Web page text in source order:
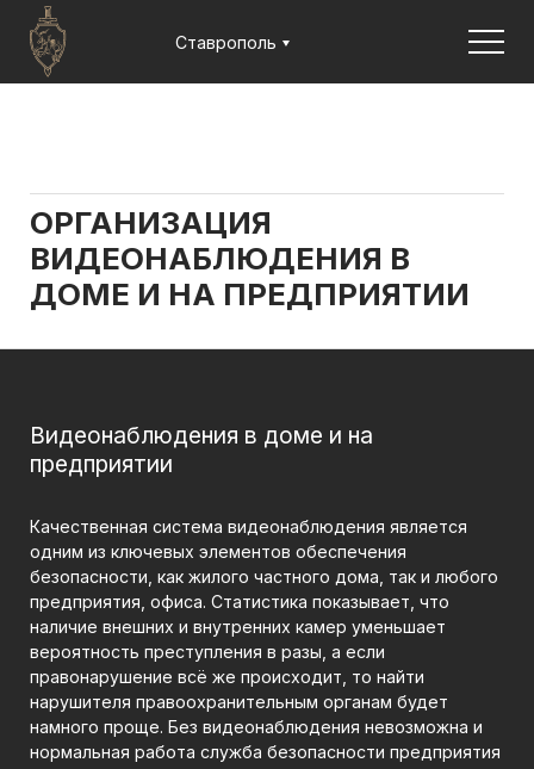
Ставрополь
ОРГАНИЗАЦИЯ
ВИДЕОНАБЛЮДЕНИЯ В
ДОМЕ И НА ПРЕДПРИЯТИИ
Видеонаблюдения в доме и на
предприятии
Качественная система видеонаблюдения является
одним из ключевых элементов обеспечения
безопасности, как жилого частного дома, так и любого
предприятия, офиса. Статистика показывает, что
наличие внешних и внутренних камер уменьшает
вероятность преступления в разы, а если
правонарушение всё же происходит, то найти
нарушителя правоохранительным органам будет
намного проще. Без видеонаблюдения невозможна и
нормальная работа служба безопасности предприятия